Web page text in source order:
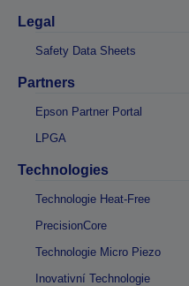
Legal
Safety Data Sheets
Partners
Epson Partner Portal
LPGA
Technologies
Technologie Heat-Free
PrecisionCore
Technologie Micro Piezo
Inovativní Technologie